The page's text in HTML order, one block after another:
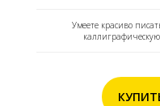
Умеете красиво